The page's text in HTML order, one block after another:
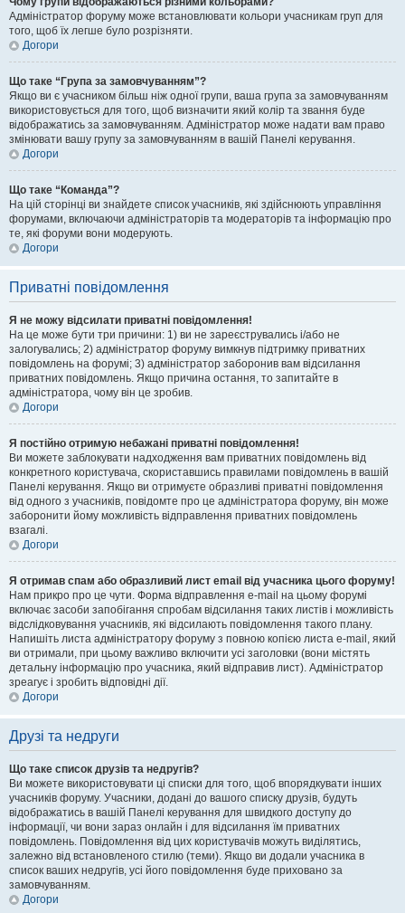
Адміністратор форуму може встановлювати кольори учасникам груп для
того, щоб їх легше було розрізняти.
Догори
Що таке “Група за замовчуванням”?
Якщо ви є учасником більш ніж одної групи, ваша група за замовчуванням
використовується для того, щоб визначити який колір та звання буде
відображатись за замовчуванням. Адміністратор може надати вам право
змінювати вашу групу за замовчуванням в вашій Панелі керування.
Догори
Що таке “Команда”?
На цій сторінці ви знайдете список учасників, які здійснюють управління
форумами, включаючи адміністраторів та модераторів та інформацію про
те, які форуми вони модерують.
Догори
Приватні повідомлення
Я не можу відсилати приватні повідомлення!
На це може бути три причини: 1) ви не зареєструвались і/або не
залогувались; 2) адміністратор форуму вимкнув підтримку приватних
повідомлень на форумі; 3) адміністратор заборонив вам відсилання
приватних повідомлень. Якщо причина остання, то запитайте в
адміністратора, чому він це зробив.
Догори
Я постійно отримую небажані приватні повідомлення!
Ви можете заблокувати надходження вам приватних повідомлень від
конкретного користувача, скориставшись правилами повідомлень в вашій
Панелі керування. Якщо ви отримуєте образливі приватні повідомлення
від одного з учасників, повідомте про це адміністратора форуму, він може
заборонити йому можливість відправлення приватних повідомлень
взагалі.
Догори
Я отримав спам або образливий лист email від учасника цього форуму!
Нам прикро про це чути. Форма відправлення e-mail на цьому форумі
включає засоби запобігання спробам відсилання таких листів і можливість
відслідковування учасників, які відсилають повідомлення такого плану.
Напишіть листа адміністратору форуму з повною копією листа e-mail, який
ви отримали, при цьому важливо включити усі заголовки (вони містять
детальну інформацію про учасника, який відправив лист). Адміністратор
зреагує і зробить відповідні дії.
Догори
Друзі та недруги
Що таке список друзів та недругів?
Ви можете використовувати ці списки для того, щоб впорядкувати інших
учасників форуму. Учасники, додані до вашого списку друзів, будуть
відображатись в вашій Панелі керування для швидкого доступу до
інформації, чи вони зараз онлайн і для відсилання їм приватних
повідомлень. Повідомлення від цих користувачів можуть виділятись,
залежно від встановленого стилю (теми). Якщо ви додали учасника в
список ваших недругів, усі його повідомлення буде приховано за
замовчуванням.
Догори